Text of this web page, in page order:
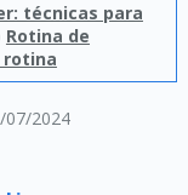
07/2024
técnicas para
Rotina de
rotina